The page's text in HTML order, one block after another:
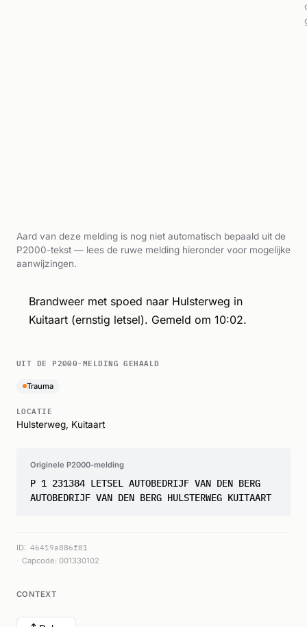
Aard van deze melding is nog niet automatisch bepaald uit de
P2000-tekst — lees de ruwe melding hieronder voor mogelijke
aanwijzingen.
Brandweer met spoed naar Hulsterweg in
Kuitaart (ernstig letsel). Gemeld om 10:02.
UIT DE P2000-MELDING GEHAALD
Trauma
LOCATIE
Hulsterweg, Kuitaart
Originele P2000-melding
P 1 231384 LETSEL AUTOBEDRIJF VAN DEN BERG
AUTOBEDRIJF VAN DEN BERG HULSTERWEG KUITAART
ID: 46419a886f81
Capcode: 001330102
CONTEXT